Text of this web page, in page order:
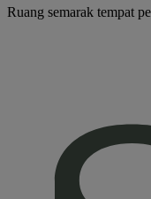
Ruang semarak tempat